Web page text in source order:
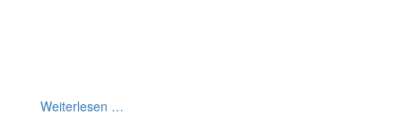
Weiterlesen …